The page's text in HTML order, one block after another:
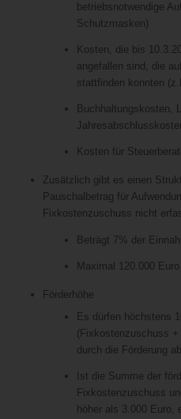
betriebsnotwendige
Schutzmasken)
Kosten, die bis
angefallen sind, die
stattfinden konnten
Buchhaltungskosten,
Kosten für
Zusätzlich gibt es einen
Pauschalbetrag für
Fixkostenzuschuss nicht
Beträgt 7% der
Maximal 120.000 Euro
Förderhöhe
Es dürfen höchstens
(Fixkostenzuschuss
durch die Förderung
Ist die Summe der
Fixkostenzuschuss
höher als 3.000 Euro,